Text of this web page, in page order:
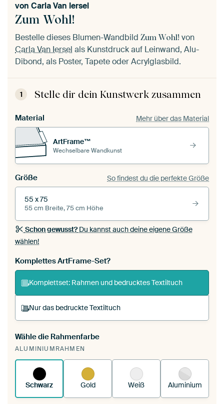
Zum Wohl!
von Carla Van Iersel
Bestelle dieses Blumen-Wandbild Zum Wohl! von
Carla Van Iersel als Kunstdruck auf Leinwand, Alu-
Dibond, als Poster, Tapete oder Acrylglasbild.
1 Stelle dir dein Kunstwerk zusammen
Material Mehr über das Material
ArtFrame™
Wechselbare Wandkunst
Größe So findest du die perfekte Größe
55 x 75
55 cm Breite, 75 cm Höhe
Schon gewusst?Du kannst auch deine eigene Größe
wählen!
Komplettes ArtFrame-Set?
Komplettset: Rahmen und bedrucktes Textiltuch
Nur das bedruckte Textiltuch
Du spannst einen wechselbaren Textiltuch in
deinen vorhandenen ArtFrame™.
funktioniert es.
Wähle die Rahmenfarbe
ALUMINIUMRAHMEN
Schwarz Gold Weiß Aluminium